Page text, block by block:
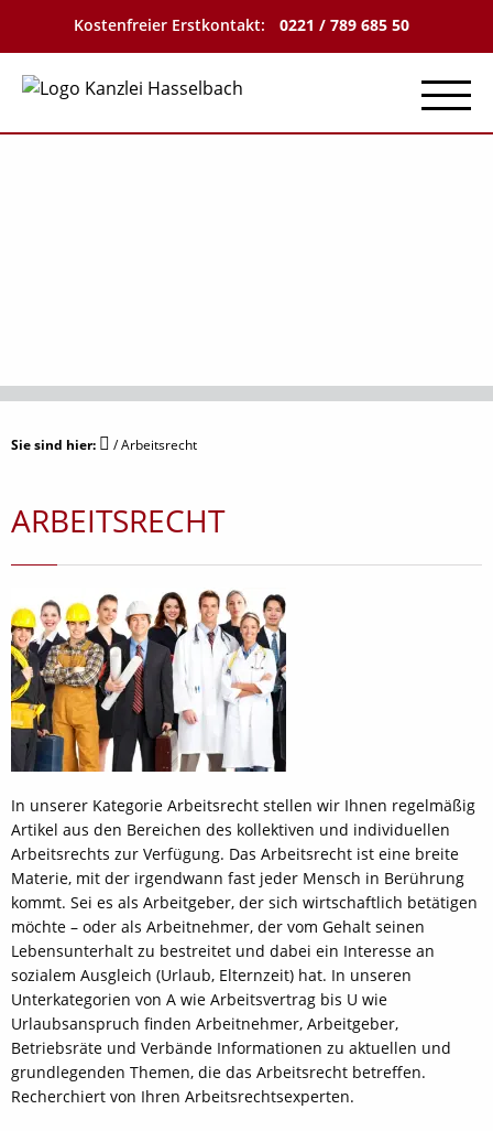
Kostenfreier Erstkontakt: 0221 / 789 685 50
Sie sind hier: /Arbeitsrecht
ARBEITSRECHT
In unserer Kategorie Arbeitsrecht stellen wir Ihnen regelmäßig
Artikel aus den Bereichen des kollektiven und individuellen
Arbeitsrechts zur Verfügung. Das Arbeitsrecht ist eine breite
Materie, mit der irgendwann fast jeder Mensch in Berührung
kommt. Sei es als Arbeitgeber, der sich wirtschaftlich betätigen
möchte – oder als Arbeitnehmer, der vom Gehalt seinen
Lebensunterhalt zu bestreitet und dabei ein Interesse an
sozialem Ausgleich (Urlaub, Elternzeit) hat. In unseren
Unterkategorien von A wie Arbeitsvertrag bis U wie
Urlaubsanspruch finden Arbeitnehmer, Arbeitgeber,
Betriebsräte und Verbände Informationen zu aktuellen und
grundlegenden Themen, die das Arbeitsrecht betreffen.
Recherchiert von Ihren Arbeitsrechtsexperten.